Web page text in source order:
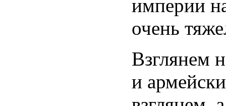
империи
очень
Взглянем
и